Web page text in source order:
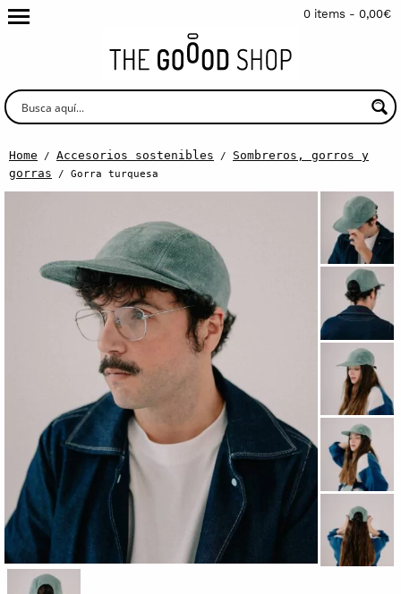
0 items - 0,00€
Home / Accesorios sostenibles / Sombreros, gorros y
gorras / Gorra turquesa